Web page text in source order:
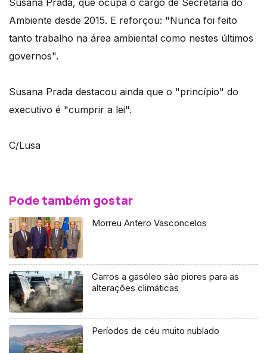
Ambiente desde 2015. E reforçou: "Nunca foi feito
tanto trabalho na área ambiental como nestes últimos
governos".
Susana Prada destacou ainda que o "princípio" do
executivo é "cumprir a lei".
C/Lusa
Pode também gostar
Morreu Antero Vasconcelos
Carros a gasóleo são piores para as
alterações climáticas
Períodos de céu muito nublado